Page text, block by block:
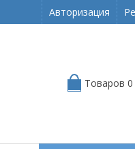
Авторизация
Товаров 0